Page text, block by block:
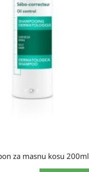
za masnu kosu 200ml